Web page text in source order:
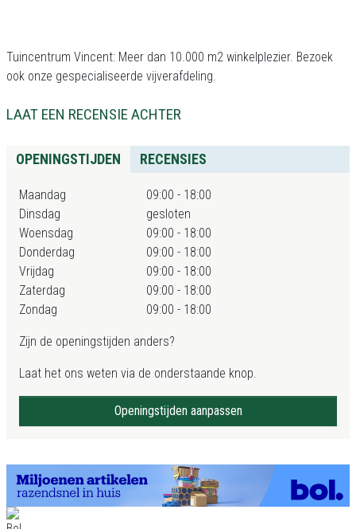
Tuincentrum Vincent: Meer dan 10.000 m2 winkelplezier. Bezoek
ook onze gespecialiseerde vijverafdeling.
LAAT EEN RECENSIE ACHTER
OPENINGSTIJDEN RECENSIES
Maandag
09:00 - 18:00
Dinsdag
gesloten
Woensdag
09:00 - 18:00
Donderdag
09:00 - 18:00
Vrijdag
09:00 - 18:00
Zaterdag
09:00 - 18:00
Zondag
09:00 - 18:00
Zijn de openingstijden anders?
Laat het ons weten via de onderstaande knop.
Openingstijden aanpassen